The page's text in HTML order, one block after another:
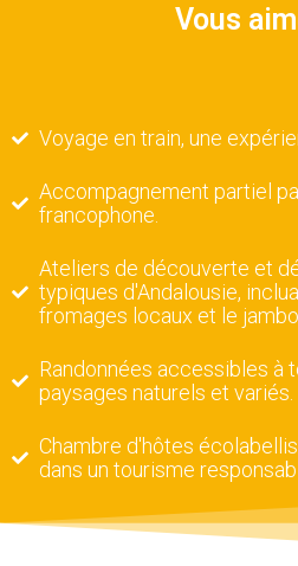
Vous
Voyage en train, une
Accompagnement partiel
francophone.
Ateliers de découverte et
typiques d'Andalousie,
fromages locaux et le
Randonnées accessibles à
paysages naturels et variés.
Chambre d'hôtes
dans un tourisme